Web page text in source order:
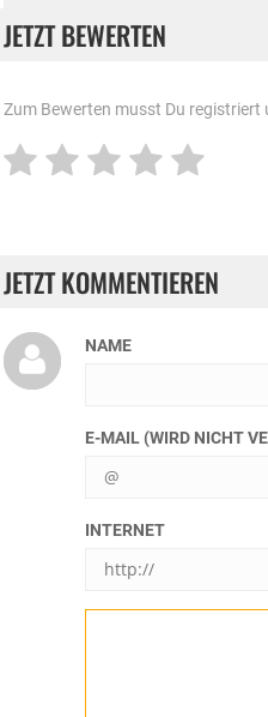
JETZT BEWERTEN
Zum Bewerten musst Du registriert
JETZT KOMMENTIEREN
NAME
E-MAIL (WIRD NICHT
INTERNET